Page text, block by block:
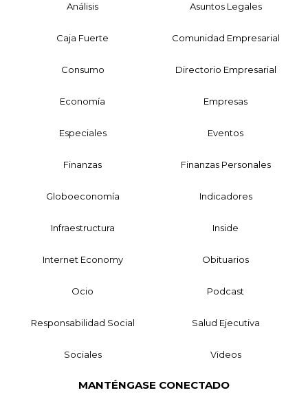
Análisis Asuntos Legales
Caja Fuerte Comunidad Empresarial
Consumo Directorio Empresarial
Economía Empresas
Especiales Eventos
Finanzas Finanzas Personales
Globoeconomía Indicadores
Infraestructura Inside
Internet Economy Obituarios
Ocio Podcast
Responsabilidad Social Salud Ejecutiva
Sociales Videos
MANTÉNGASE CONECTADO